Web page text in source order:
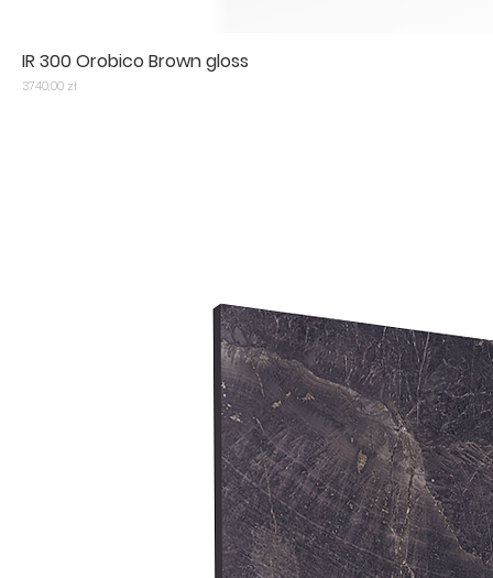
IR 300 Orobico Brown gloss
Cena
3740,00 zł